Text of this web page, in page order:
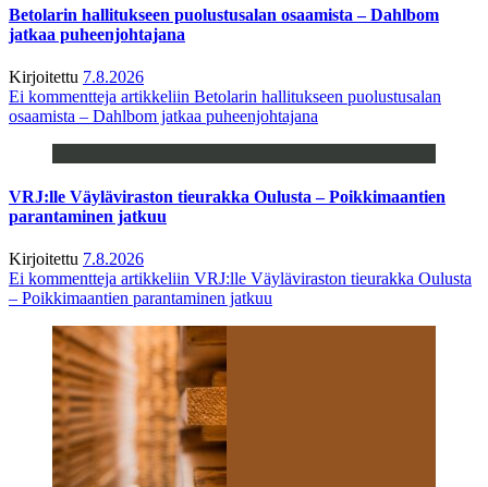
Betolarin hallitukseen puolustusalan osaamista – Dahlbom
jatkaa puheenjohtajana
Kirjoitettu 7.8.2026
Ei kommentteja artikkeliin Betolarin hallitukseen puolustusalan
osaamista – Dahlbom jatkaa puheenjohtajana
VRJ:lle Väyläviraston tieurakka Oulusta – Poikkimaantien
parantaminen jatkuu
Kirjoitettu 7.8.2026
Ei kommentteja artikkeliin VRJ:lle Väyläviraston tieurakka Oulusta
– Poikkimaantien parantaminen jatkuu